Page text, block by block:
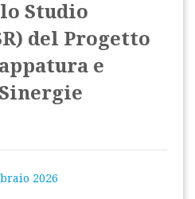
Studio
del Progetto
e
2026